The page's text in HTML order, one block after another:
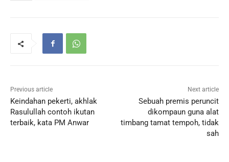
Previous article
Keindahan pekerti, akhlak
Rasulullah contoh ikutan
terbaik, kata PM Anwar
Next article
Sebuah premis peruncit
dikompaun guna alat
timbang tamat tempoh, tidak
sah